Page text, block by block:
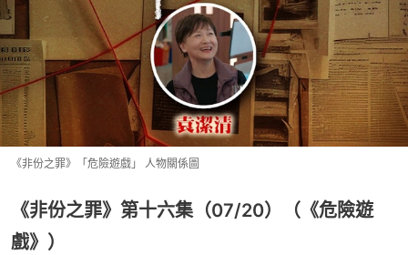
《非份之罪》「危險遊戲」 人物關係圖
《非份之罪》第十六集（07/20）（《危險遊
戲》）